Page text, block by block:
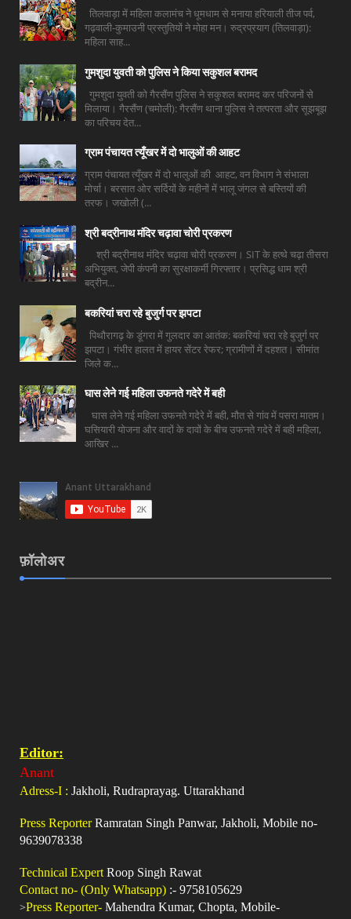
तिलवाड़ा में महिला कलामंच ने धूमधाम से मनाया हरियाली तीज पर्व,
गढ़वाली-कुमाउनी प्रस्तुतियों ने मोहा मन। रुद्रप्रयाग (तिलवाड़ा):
महिला साह...
गुमशुदा युवती को पुलिस ने किया सकुशल बरामद
गुमशुदा युवती को गैरसैंण पुलिस ने सकुशल बरामद कर परिजनों से
मिलाया। गैरसैंण (चमोली): गैरसैंण थाना पुलिस ने तत्परता और सूझबूझ
का परिचय देत...
ग्राम पंचायत त्यूँखर में दो भालुओं की आहट
ग्राम पंचायत त्यूँखर में दो भालुओं की आहट, वन विभाग ने संभाला
मोर्चा। बरसात ओर सर्दियों के महीनों में भालू जंगल से बस्तियों की
तरफ। जखोली (...
श्री बद्रीनाथ मंदिर चढ़ावा चोरी प्रकरण
श्री बद्रीनाथ मंदिर चढ़ावा चोरी प्रकरण। SIT के हत्थे चढ़ा तीसरा
अभियुक्त, जेपी कंपनी का सुरक्षाकर्मी गिरफ्तार। प्रसिद्ध धाम श्री
बद्रीन...
बकरियां चरा रहे बुजुर्ग पर झपटा
पिथौरागढ़ के डूंगरा में गुलदार का आतंक: बकरियां चरा रहे बुजुर्ग पर
झपटा। गंभीर हालत में हायर सेंटर रेफर; ग्रामीणों में दहशत। सीमांत
जिले क...
घास लेने गई महिला उफनते गदेरे में बही
घास लेने गई महिला उफनते गदेरे में बही, मौत से गांव में पसरा मातम।
घसियारी योजना और वादों के दावों के बीच उफनते गदेरे में बही महिला,
आखिर ...
फ़ॉलोअर
Editor:
Anant
Adress-I : Jakholi, Rudraprayag. Uttarakhand
Press ReporterRamratan Singh Panwar, Jakholi, Mobile no-
9639078338
Technical Expert Roop Singh Rawat
Contact no- (Only Whatsapp) :- 9758105629
>Press Reporter- Mahendra Kumar, Chopta, Mobile-